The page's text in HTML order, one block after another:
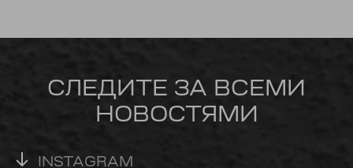
СЛЕДИТЕ ЗА ВСЕМИ
НОВОСТЯМИ
INSTAGRAM